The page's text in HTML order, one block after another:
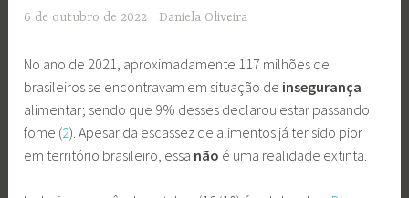
6 de outubro de 2022 Daniela Oliveira
No ano de 2021, aproximadamente 117 milhões de
brasileiros se encontravam em situação de insegurança
alimentar; sendo que 9% desses declarou estar passando
fome (2). Apesar da escassez de alimentos já ter sido pior
em território brasileiro, essa não é uma realidade extinta.